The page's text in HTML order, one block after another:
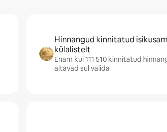
Hinnangud kinnitatud
külalistelt
Enam kui 111 510 kinnitatud
aitavad sul valida